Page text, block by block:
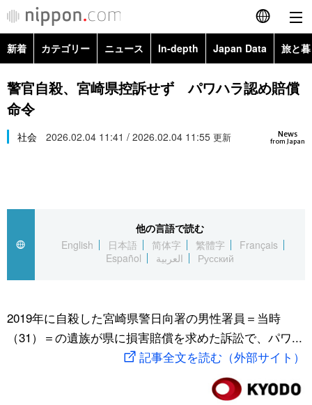
English
简体字
Русский
カテゴリー
経済・ビジネス
国際
文化
トップ
アーカイブ
In-depth
Japan Data
動画/Live
新着 カテゴリー ニュース In-depth Japan Data 旅と
政治・外交
経済・ビジネス
スポーツ・東京2020
Topics
警官自殺、宮崎県控訴せず パワハラ認め賠償
命令
News
from Japan
社会 2026.02.04 11:41 / 2026.02.04 11:55 更新
他の言語で読む
English
日本語 简体字 繁體字
Français
Español
العربية Русский
2019年に自殺した宮崎県警日向署の男性署員＝当時
（31）＝の遺族が県に損害賠償を求めた訴訟で、パワ...
記事全文を読む（外部サイト）